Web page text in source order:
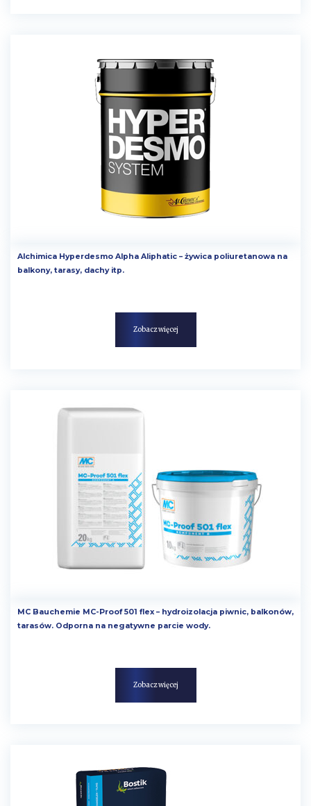
Alchimica Hyperdesmo Alpha Aliphatic – żywica poliuretanowa na
balkony, tarasy, dachy itp.
Zobacz więcej
MC Bauchemie MC-Proof 501 flex – hydroizolacja piwnic, balkonów,
tarasów. Odporna na negatywne parcie wody.
Zobacz więcej